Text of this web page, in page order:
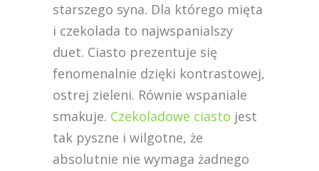
starszego syna. Dla którego mięta
i czekolada to najwspanialszy
duet. Ciasto prezentuje się
fenomenalnie dzięki kontrastowej,
ostrej zieleni. Równie wspaniale
smakuje. Czekoladowe ciasto jest
tak pyszne i wilgotne, że
absolutnie nie wymaga żadnego